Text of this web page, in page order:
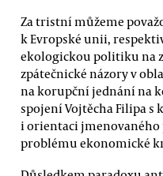
Za tristní můžeme
k Evropské unii,
ekologickou politiku na
zpátečnické názory v
na korupční jednání na
spojení Vojtěcha Filipa s
i orientaci jmenovaného
problému ekonomické